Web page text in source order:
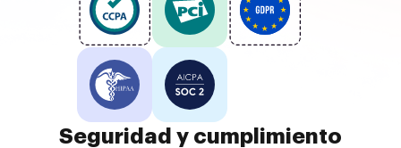
Seguridad y cumplimiento